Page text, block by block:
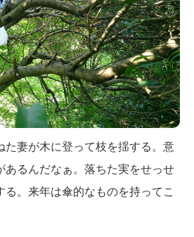
た妻が木に登って枝を揺する。意
あるんだなぁ。落ちた実をせっせ
る。来年は傘的なものを持ってこ